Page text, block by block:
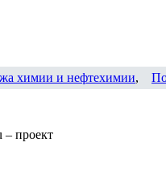
химии и нефтехимии,
– проект